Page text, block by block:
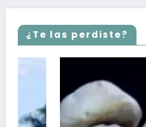
BOSCO
¿Te las perdiste?